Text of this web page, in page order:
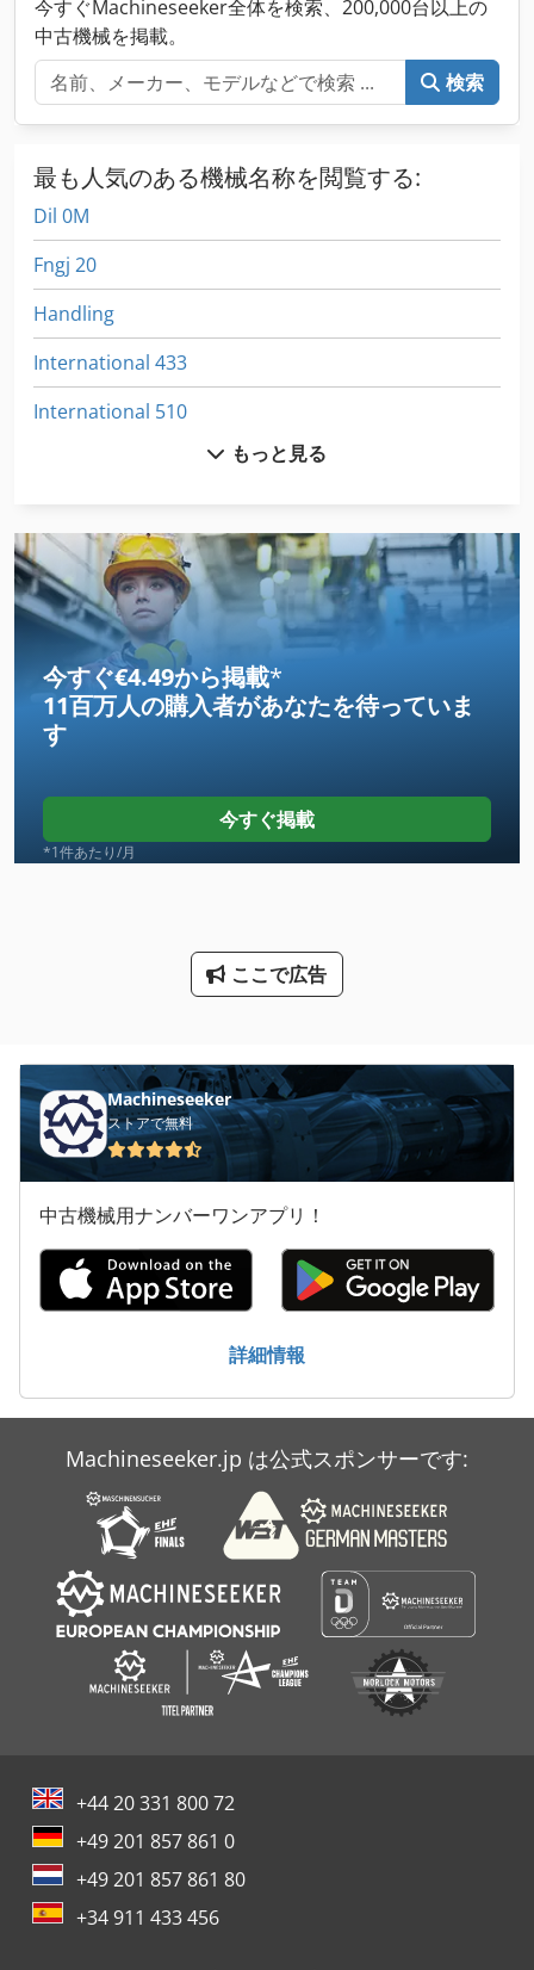
今すぐMachineseeker全体を検索、200,000台以上の
中古機械を掲載。
検索
最も人気のある機械名称を閲覧する:
Dil 0M
Fngj 20
Handling
International 433
International 510
Meh 5 2 1 8 B
Mfh 5 1 8
Mvh 5 1 4 B
Ng 200
Tak 18
Tip
Tp 201
トラック マウント携帯
冷蔵 冷凍 車
洗車
もっと見る
今すぐ€4.49から掲載*
11百万人の購入者があなたを待っていま
す
今すぐ掲載
*1件あたり/月
ここで広告
Machineseeker
ストアで無料
中古機械用ナンバーワンアプリ！
詳細情報
Machineseeker.jp は公式スポンサーです:
+44 20 331 800 72
+49 201 857 861 0
+49 201 857 861 80
+34 911 433 456